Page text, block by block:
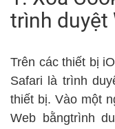
trình duyệt
Trên các thiết bị
Safari là trình
thiết bị. Vào một
Web bằngtrình